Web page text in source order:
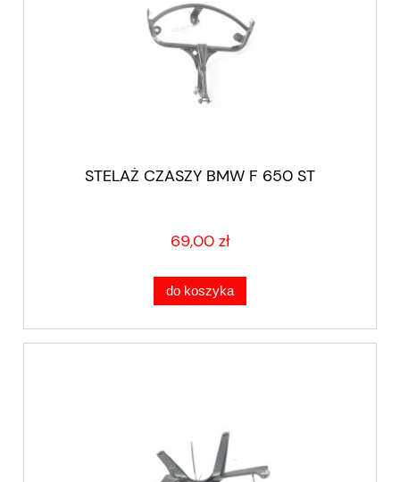
STELAŻ CZASZY BMW F 650 ST
69,00 zł
do koszyka